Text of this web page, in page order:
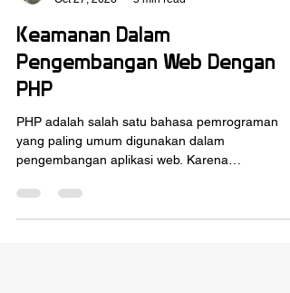
Oct 27, 2023
5 min read
Keamanan Dalam
Pengembangan Web Dengan
PHP
PHP adalah salah satu bahasa pemrograman
pengembangan aplikasi web. Karena